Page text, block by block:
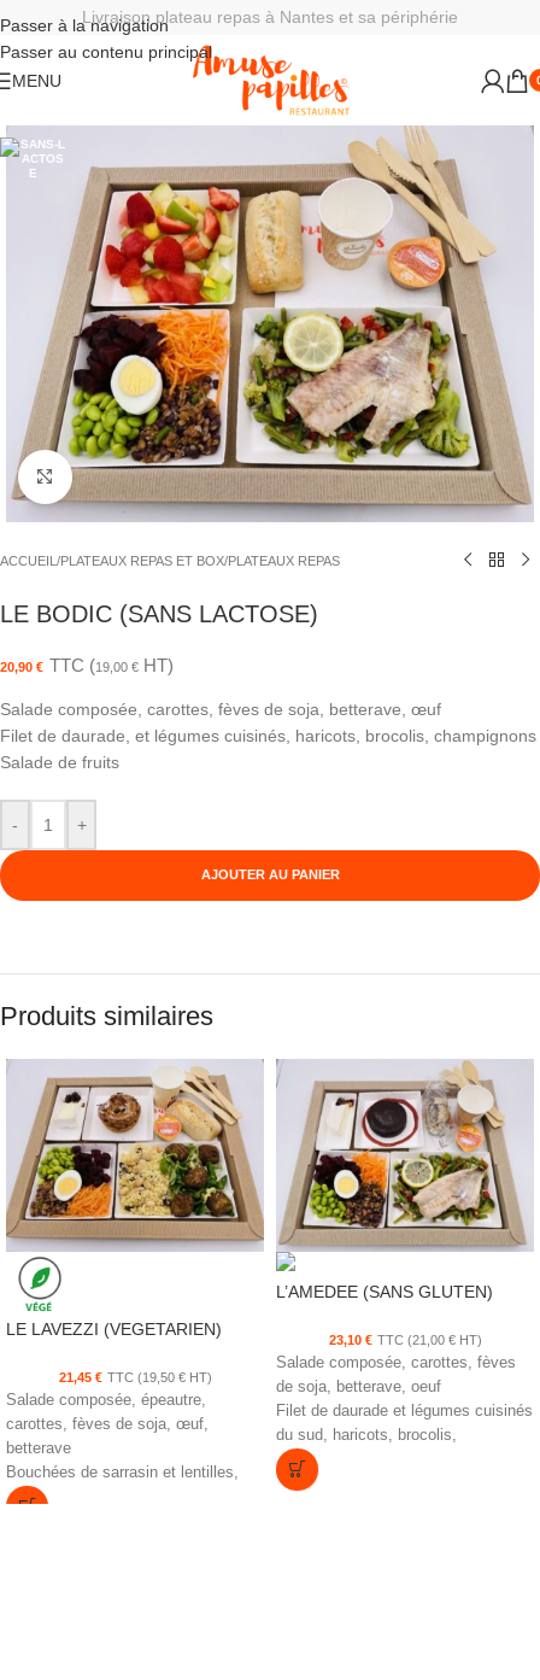
Passer à la navigation
Passer au contenu principal
Livraison plateau repas à Nantes et sa périphérie
MENU
Agrandir
ACCUEIL /PLATEAUX REPAS ET BOX/PLATEAUX REPAS
LE BODIC (SANS LACTOSE)
20,90 € TTC (19,00 € HT)
Salade composée, carottes, fèves de soja, betterave, œuf
Filet de daurade, et légumes cuisinés, haricots, brocolis, champignons
Salade de fruits
- +
AJOUTER AU PANIER
Produits similaires
LE LAVEZZI (VEGETARIEN)
21,45 € TTC (19,50 €HT)
Salade composée, épeautre,
carottes, fèves de soja, œuf,
betterave
Bouchées de sarrasin et lentilles,
semoule aux raisins
L’AMEDEE (SANS GLUTEN)
23,10 € TTC (21,00 €HT)
Salade composée, carottes, fèves
de soja, betterave, oeuf
Filet de daurade et légumes cuisinés
du sud, haricots, brocolis,
champignons
Fromage du jour